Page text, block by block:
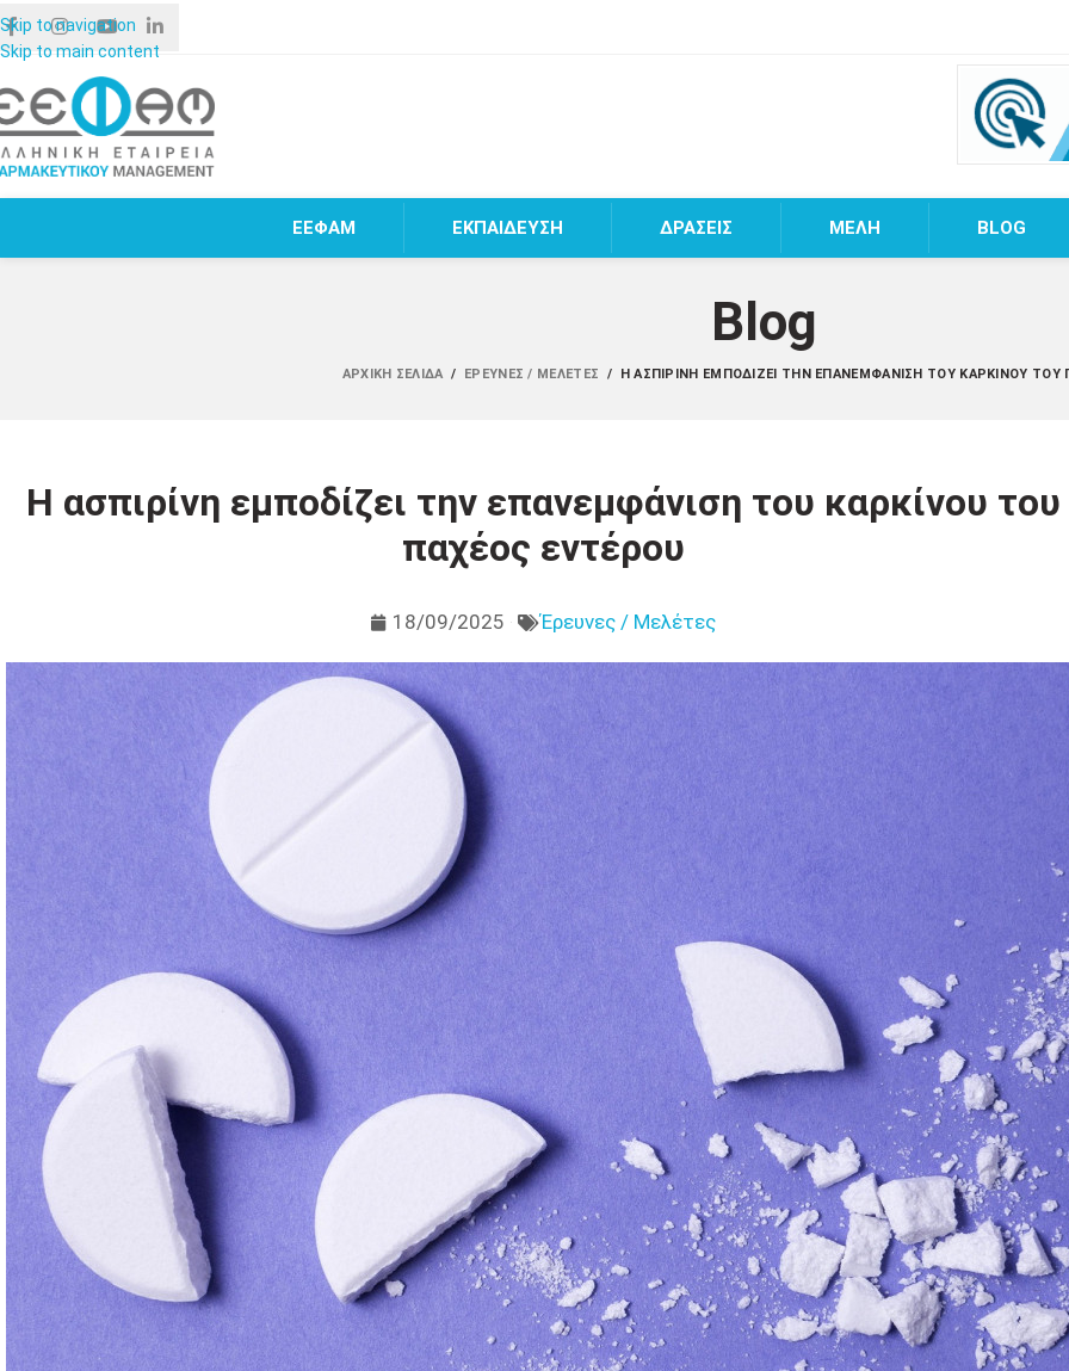
Skip to navigation
Skip to main content
ΕΕΦΑΜ ΕΚΠΑΙΔΕΥΣΗ ΔΡΑΣΕΙΣ MEΛΗ BLOG
Blog
ΑΡΧΙΚΉ ΣΕΛΊΔΑ / ΈΡΕΥΝΕΣ / ΜΕΛΈΤΕΣ / Η ΑΣΠΙΡΊΝΗ ΕΜΠΟΔΊΖΕΙ ΤΗΝ ΕΠΑΝΕΜΦΆΝΙΣΗ ΤΟΥ ΚΑΡΚΊΝΟΥ ΤΟΥ
Η ασπιρίνη εμποδίζει την επανεμφάνιση του καρκίνου του
παχέος εντέρου
18/09/2025 Έρευνες / Μελέτες